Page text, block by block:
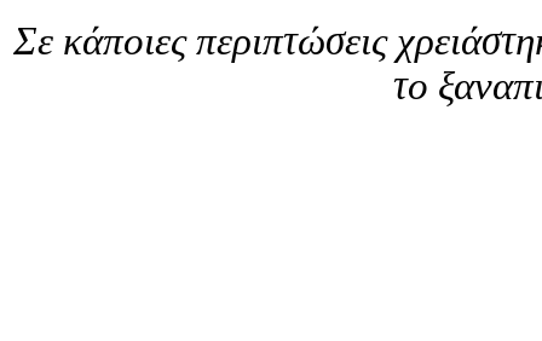
Σε κάποιες περιπτώσεις
το